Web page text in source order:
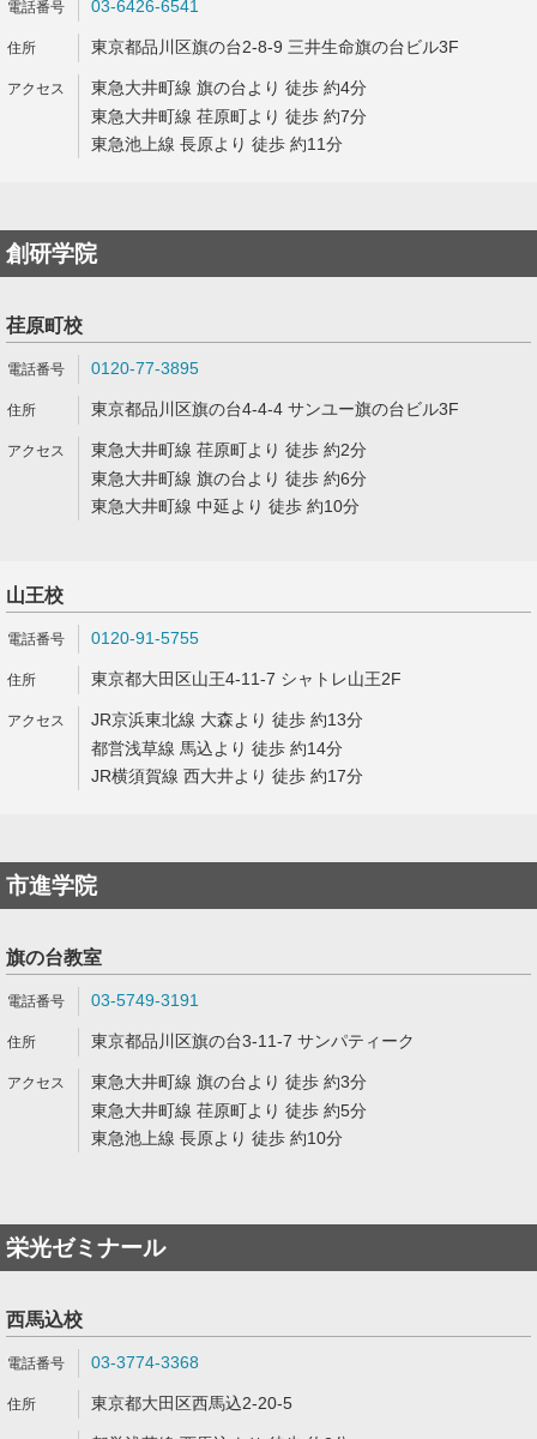
03-6426-6541
東京都品川区旗の台2-8-9 三井生命旗の台ビル3F
東急大井町線 旗の台より 徒歩 約4分
東急大井町線 荏原町より 徒歩 約7分
東急池上線 長原より 徒歩 約11分
創研学院
荏原町校
0120-77-3895
東京都品川区旗の台4-4-4 サンユー旗の台ビル3F
東急大井町線 荏原町より 徒歩 約2分
東急大井町線 旗の台より 徒歩 約6分
東急大井町線 中延より 徒歩 約10分
山王校
0120-91-5755
東京都大田区山王4-11-7 シャトレ山王2F
JR京浜東北線 大森より 徒歩 約13分
都営浅草線 馬込より 徒歩 約14分
JR横須賀線 西大井より 徒歩 約17分
市進学院
旗の台教室
03-5749-3191
東京都品川区旗の台3-11-7 サンパティーク
東急大井町線 旗の台より 徒歩 約3分
東急大井町線 荏原町より 徒歩 約5分
東急池上線 長原より 徒歩 約10分
栄光ゼミナール
西馬込校
03-3774-3368
東京都大田区西馬込2-20-5